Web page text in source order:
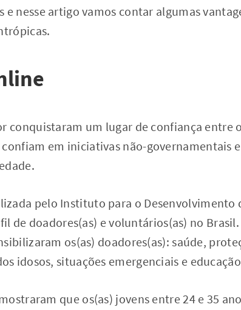
e nesse artigo vamos contar algumas
conquistaram um lugar de confiança entre
confiam em iniciativas não-governamentais
pelo Instituto para o Desenvolvimento
de doadores(as) e voluntários(as) no
os(as) doadores(as): saúde,
idosos, situações emergenciais e
que os(as) jovens entre 24 e 35